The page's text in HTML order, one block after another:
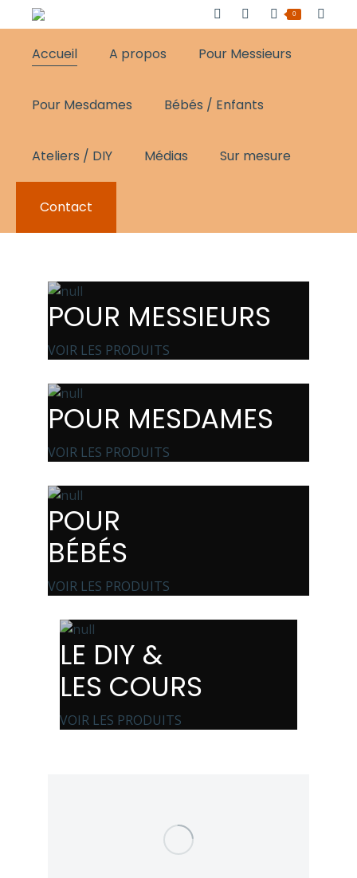
0
Accueil A propos Pour Messieurs
Pour Mesdames Bébés / Enfants
Ateliers / DIY Médias Sur mesure
Contact
POUR MESSIEURS
VOIR LES PRODUITS
POUR MESDAMES
VOIR LES PRODUITS
POUR
BÉBÉS
VOIR LES PRODUITS
LE DIY &
LES COURS
VOIR LES PRODUITS